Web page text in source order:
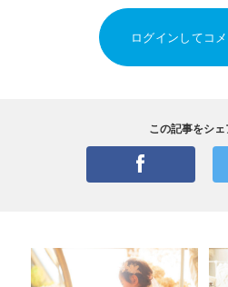
ログインしてコ
この記事をシェ